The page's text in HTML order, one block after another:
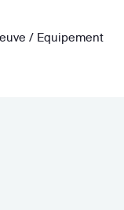
/ Equipement